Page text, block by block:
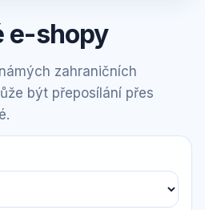
e-shopy
zahraničních
být přeposílání přes